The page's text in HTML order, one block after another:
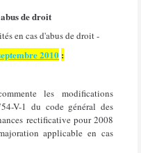
de droit
en cas d'abus de droit -
2010 :
les modifications
V-1 du code général des
rectificative pour 2008
applicable en cas